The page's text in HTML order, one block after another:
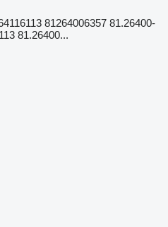
81264006357 81.26400-
81.26400...